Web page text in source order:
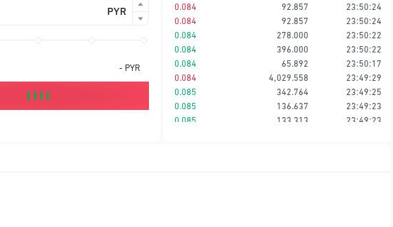
PYR
- PYR
0.084
92.857
23:50:24
0.084
92.857
23:50:24
0.084
278.000
23:50:22
0.084
396.000
23:50:22
0.084
65.892
23:50:17
0.084
4,029.558
23:49:29
0.085
342.764
23:49:25
0.085
136.637
23:49:23
0.085
133.313
23:49:23